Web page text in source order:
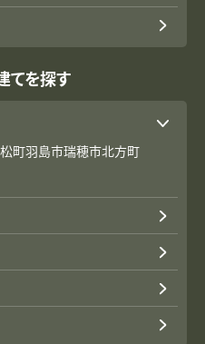
てを探す
町羽島市瑞穂市北方町